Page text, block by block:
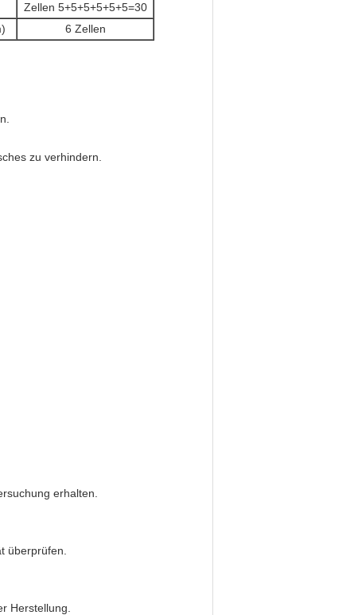
Zellen 5+5+5+5+5+5=30
6 Zellen
zu verhindern.
erhalten.
überprüfen.
Herstellung.